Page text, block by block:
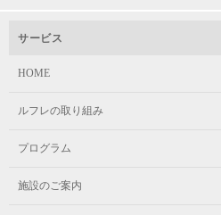
サービス
HOME
ルフレの取り組み
プログラム
施設のご案内